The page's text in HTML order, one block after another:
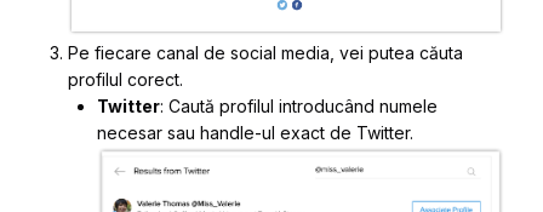
Pe fiecare canal de social media, vei putea căuta
profilul corect.
Twitter: Caută profilul introducând numele
necesar sau handle-ul exact de Twitter.